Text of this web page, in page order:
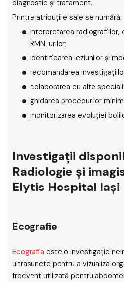
diagnostic și tratament.
Printre atribuțiile sale se numără:
interpretarea radiografiilor,
RMN-urilor;
identificarea leziunilor și
recomandarea
colaborarea cu alte
ghidarea procedurilor
monitorizarea evoluției
Investigații
Radiologie și
Elytis Hospital Iași
Ecografie
Ecografia este o investigație
ultrasunete pentru a vizualiza
frecvent utilizată pentru